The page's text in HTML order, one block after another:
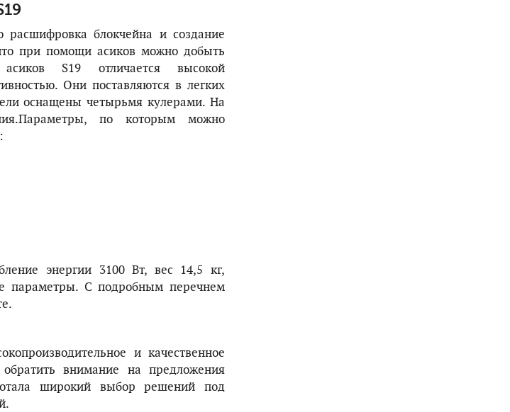
блокчейна и создание
при помощи асиков можно добыть
S19 отличается высокой
Они поставляются в легких
оснащены четырьмя кулерами. На
по которым можно
энергии 3100 Вт, вес 14,5 кг,
параметры. С подробным перечнем
и качественное
внимание на предложения
широкий выбор решений под